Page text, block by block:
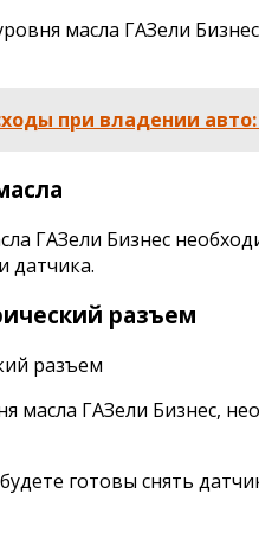
масла ГАЗели
при владении
ГАЗели Бизнес
датчика.
разъем
масла ГАЗели Бизнес,
готовы снять